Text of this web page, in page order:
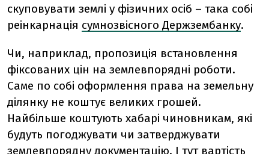
скуповувати землі у фізичних осіб – така собі
реінкарнація сумнозвісного Держзембанку.
Чи, наприклад, пропозиція встановлення
фіксованих цін на землевпорядні роботи.
Саме по собі оформлення права на земельну
ділянку не коштує великих грошей.
Найбільше коштують хабарі чиновникам, які
будуть погоджувати чи затверджувати
землевпорядну документацію. І тут вартість